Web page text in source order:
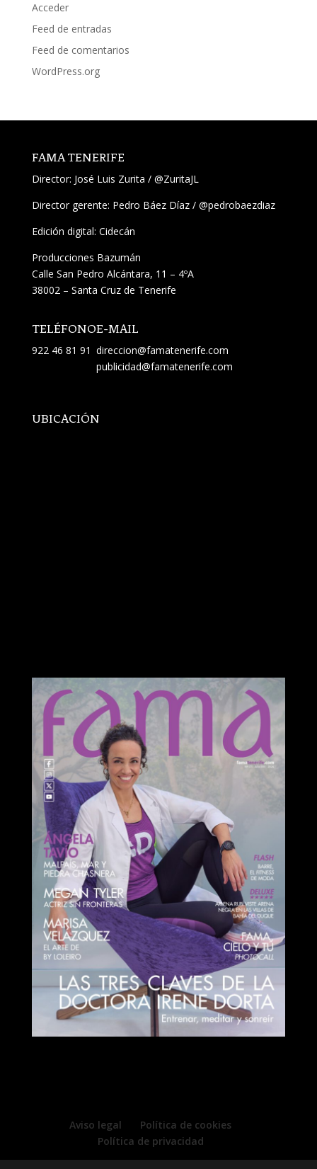
Acceder
Feed de entradas
Feed de comentarios
WordPress.org
FAMA TENERIFE
Director: José Luis Zurita / @ZuritaJL
Director gerente: Pedro Báez Díaz / @pedrobaezdiaz
Edición digital: Cidecán
Producciones Bazumán
Calle San Pedro Alcántara, 11 – 4ºA
38002 – Santa Cruz de Tenerife
TELÉFONO
922 46 81 91
E-MAIL
direccion@famatenerife.com
publicidad@famatenerife.com
UBICACIÓN
Aviso legal
Política de cookies
Política de privacidad